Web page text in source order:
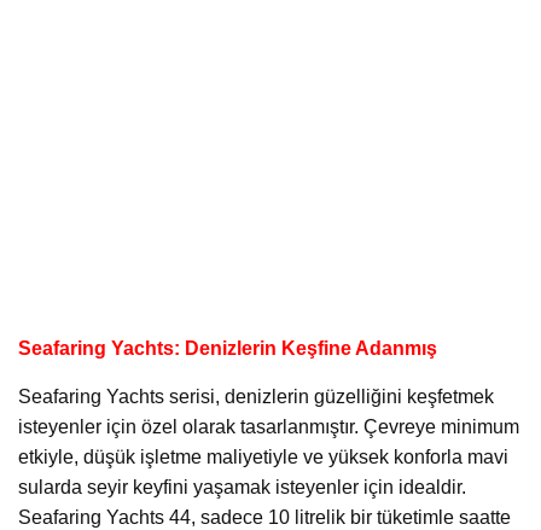
Seafaring Yachts: Denizlerin Keşfine Adanmış
Seafaring Yachts serisi, denizlerin güzelliğini keşfetmek
isteyenler için özel olarak tasarlanmıştır. Çevreye minimum
etkiyle, düşük işletme maliyetiyle ve yüksek konforla mavi
sularda seyir keyfini yaşamak isteyenler için idealdir.
Seafaring Yachts 44, sadece 10 litrelik bir tüketimle saatte